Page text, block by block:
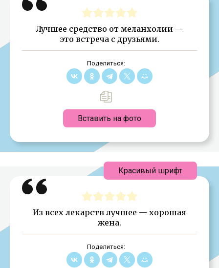
Лучшее средство от меланхолии —
это встреча с друзьями.
Поделиться:
Вставить на фото
Из всех лекарств лучшее — хорошая
жена.
Поделиться:
Красивый шрифт